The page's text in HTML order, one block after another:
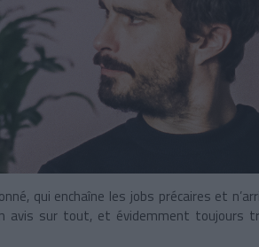
qui enchaîne les jobs précaires et
avis sur tout, et évidemment toujours